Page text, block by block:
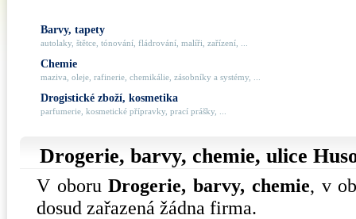
Barvy, tapety
autolaky, štětce, tónování, fládrování, malíři, zařízení, ...
Chemie
maziva, oleje, rafinerie, chemikálie, zásobníky a systémy, ...
Drogistické zboží, kosmetika
parfumerie, kosmetické přípravky, prací prášky, ...
Drogerie, barvy, chemie, ulice
V oboruDrogerie, barvy, chemie, v
dosud zařazená žádna firma.